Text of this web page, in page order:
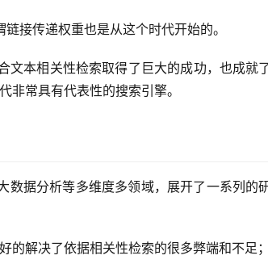
接传递权重也是从这个时代开始的。
文本相关性检索取得了巨大的成功，也成就
常具有代表性的搜索引擎。
数据分析等多维度多领域，展开了一系列的
解决了依据相关性检索的很多弊端和不足；